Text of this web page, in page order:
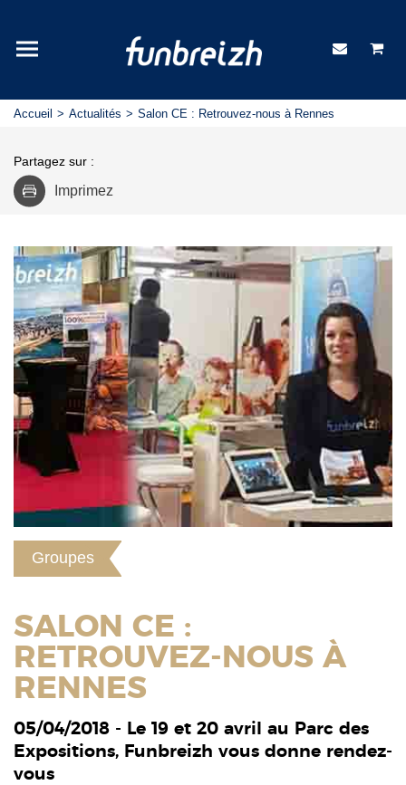
Accueil Actualités Salon CE : Retrouvez-nous à Rennes
Partagez sur :
Imprimez
Groupes
SALON CE :
RETROUVEZ-NOUS À
RENNES
05/04/2018 - Le 19 et 20 avril au Parc des
Expositions, Funbreizh vous donne rendez-
vous